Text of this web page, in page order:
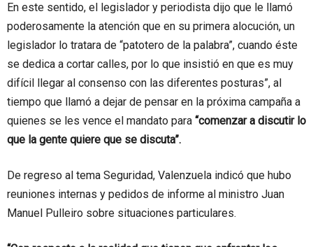
En este sentido, el legislador y periodista dijo que le llamó
poderosamente la atención que en su primera alocución, un
legislador lo tratara de “patotero de la palabra”, cuando éste
se dedica a cortar calles, por lo que insistió en que es muy
difícil llegar al consenso con las diferentes posturas”, al
tiempo que llamó a dejar de pensar en la próxima campaña a
quienes se les vence el mandato para “comenzar a discutir lo
que la gente quiere que se discuta”.
De regreso al tema Seguridad, Valenzuela indicó que hubo
reuniones internas y pedidos de informe al ministro Juan
Manuel Pulleiro sobre situaciones particulares.